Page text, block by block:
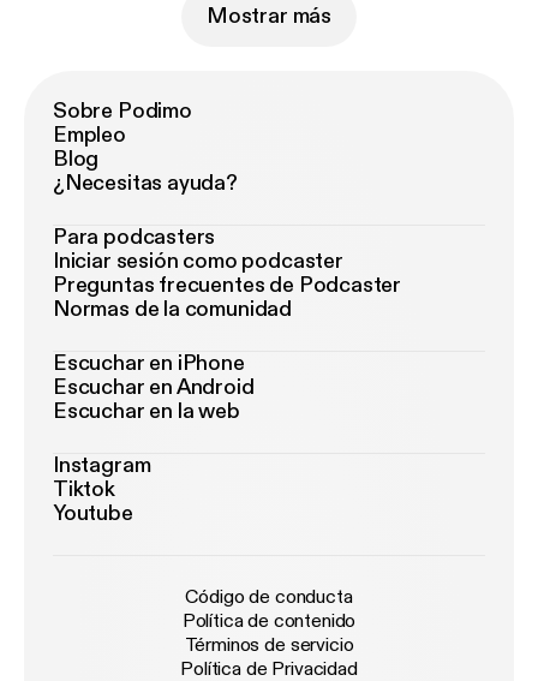
Mostrar más
Sobre Podimo
Empleo
Blog
¿Necesitas ayuda?
Para podcasters
Iniciar sesión como podcaster
Preguntas frecuentes de Podcaster
Normas de la comunidad
Escuchar en iPhone
Escuchar en Android
Escuchar en la web
Instagram
Tiktok
Youtube
Código de conducta
Política de contenido
Términos de servicio
Política de Privacidad